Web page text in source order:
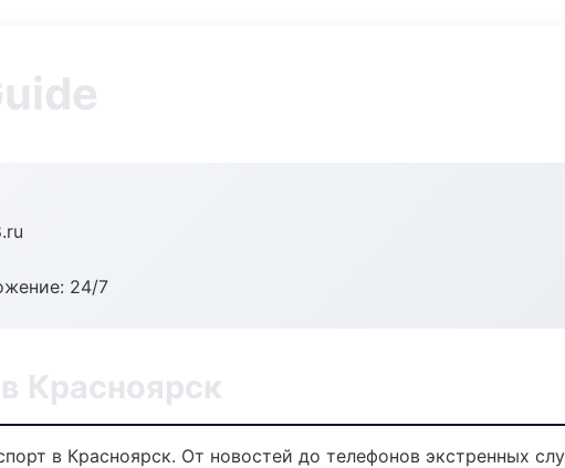
24/7
Красноярск
в Красноярск. От новостей до телефонов экстренных